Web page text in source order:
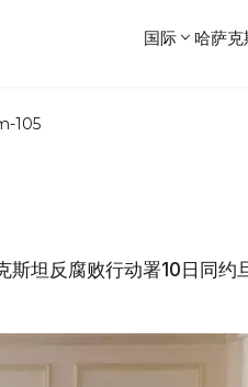
国际 哈萨克
105
斯坦反腐败行动署10日同约